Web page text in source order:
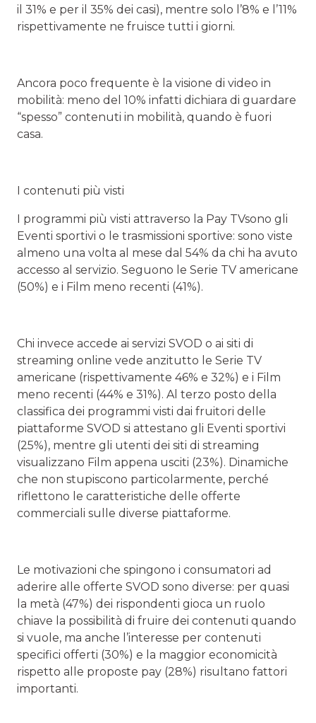
il 31% e per il 35% dei casi), mentre solo l’8% e l’11%
rispettivamente ne fruisce tutti i giorni.
Ancora poco frequente è la visione di video in
mobilità: meno del 10% infatti dichiara di guardare
“spesso” contenuti in mobilità, quando è fuori
casa.
I contenuti più visti
I programmi più visti attraverso la Pay TVsono gli
Eventi sportivi o le trasmissioni sportive: sono viste
almeno una volta al mese dal 54% da chi ha avuto
accesso al servizio. Seguono le Serie TV americane
(50%) e i Film meno recenti (41%).
Chi invece accede ai servizi SVOD o ai siti di
streaming online vede anzitutto le Serie TV
americane (rispettivamente 46% e 32%) e i Film
meno recenti (44% e 31%). Al terzo posto della
classifica dei programmi visti dai fruitori delle
piattaforme SVOD si attestano gli Eventi sportivi
(25%), mentre gli utenti dei siti di streaming
visualizzano Film appena usciti (23%). Dinamiche
che non stupiscono particolarmente, perché
riflettono le caratteristiche delle offerte
commerciali sulle diverse piattaforme.
Le motivazioni che spingono i consumatori ad
aderire alle offerte SVOD sono diverse: per quasi
la metà (47%) dei rispondenti gioca un ruolo
chiave la possibilità di fruire dei contenuti quando
si vuole, ma anche l’interesse per contenuti
specifici offerti (30%) e la maggior economicità
rispetto alle proposte pay (28%) risultano fattori
importanti.